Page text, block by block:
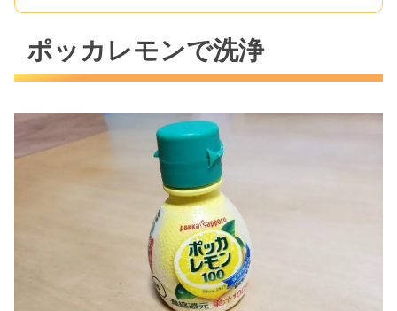
ポッカレモンで洗浄